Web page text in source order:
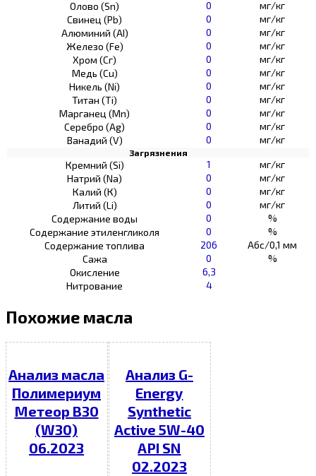
Олово (Sn) 0
мг/кг
Свинец (Pb)
0
мг/кг
Алюминий (AI)
0
мг/кг
Железо (Fe)
0
мг/кг
Хром (Сг)
0
мг/кг
Медь (Cu)
0
мг/кг
Никель (Ni)
0
мг/кг
Титан (Ti)
0
мг/кг
Марганец (Mn)
0
мг/кг
Серебро (Ag)
0
мг/кг
Ванадий (V)
0 мг/кг
Загрязнения
Кремний (Si) 1
мг/кг
Натрий (Na)
0
мг/кг
Калий (К)
0
мг/кг
Литий (Li)
0
мг/кг
Содержание воды
0
%
Содержание этиленгликоля
0
%
Содержание топлива
206
Абс/0,1 мм
Сажа
0
%
Окисление
6,3
Нитрование
4
Похожие масла
Анализ масла
Полимериум
Метеор В30
(W30)
06.2023
Анализ G-
Energy
Synthetic
Active 5W-40
API SN
02.2023